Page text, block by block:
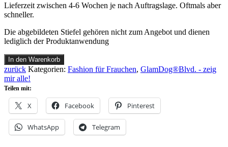
Lieferzeit zwischen 4-6 Wochen je nach Auftragslage. Oftmals aber
schneller.
Die abgebildeten Stiefel gehören nicht zum Angebot und dienen
lediglich der Produktanwendung
Stiefel-
Cover
Leo-
Camouflage
In den Warenkorb
zurück Kategorien: Fashion für Frauchen, GlamDog®Blvd. - zeig
mir alle!
Teilen mit:
X Facebook Pinterest
WhatsApp Telegram